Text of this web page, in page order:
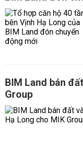
BIM Land bán
Group